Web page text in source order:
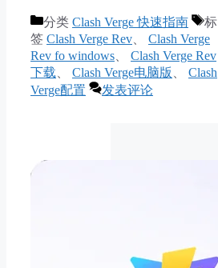
分类 Clash Verge 快速指南
标
签 Clash Verge Rev
Clash Verge
Rev fo windows
Clash Verge Rev
下载
Clash Verge电脑版
Clash
Verge配置
发表评论